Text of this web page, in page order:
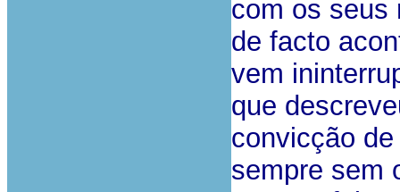
com os seus
de facto
vem
que
convicção
sempre sem